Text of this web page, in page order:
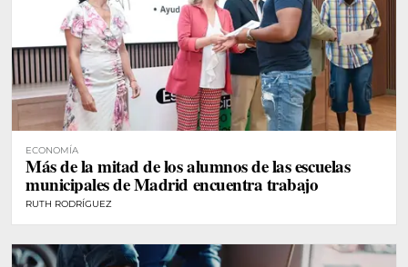
ECONOMÍA
Más de la mitad de los alumnos de las escuelas
municipales de Madrid encuentra trabajo
RUTH RODRÍGUEZ